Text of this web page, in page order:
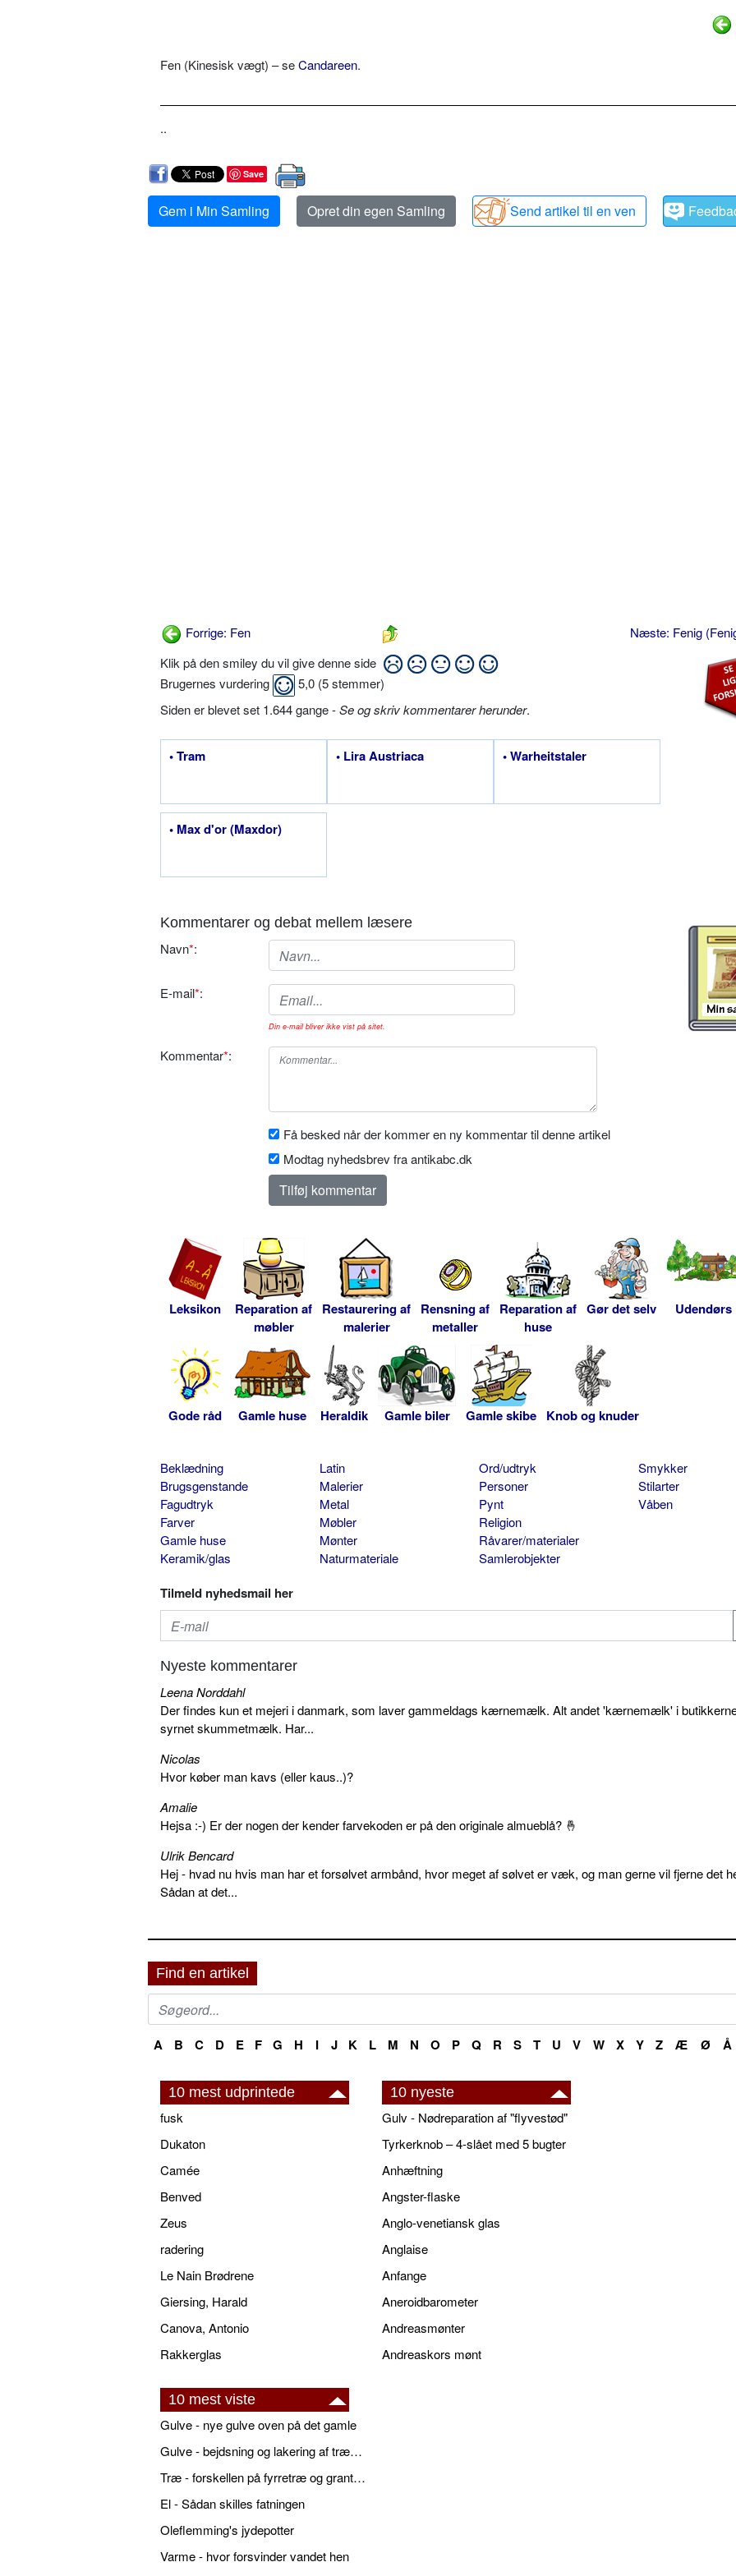
Fen (Kinesisk vægt) – seCandareen.
..
Save
Gem i Min Samling Opret din egen Samling Send artikel til en ven
Forrige: Fen
Næste: Fenig
Klik på den smiley du vil give denne side
Brugernes vurdering
5,0 (5stemmer)
Siden er blevet set 1.644 gange -Se og skriv kommentarer herunder.
• Tram • Lira Austriaca • Warheitstaler
• Max d'or (Maxdor)
Kommentarer og debat mellem læsere
Navn*:
E-mail*:
Din e-mail bliver ikke vist på sitet.
Kommentar*:
Få besked når der kommer en ny kommentar til denne artikel
Modtag nyhedsbrev fra antikabc.dk
Leksikon
Reparation af
møbler
Restaurering af
malerier
Rensning af
metaller
Reparation af
huse
Gør det selv Udendørs
Gode råd Gamle huse Heraldik Gamle biler Gamle skibe Knob og knuder
Beklædning
Brugsgenstande
Fagudtryk
Farver
Gamle huse
Keramik/glas
Latin
Malerier
Metal
Møbler
Mønter
Naturmateriale
Ord/udtryk
Personer
Pynt
Religion
Råvarer/materialer
Samlerobjekter
Smykker
Stilarter
Våben
Tilmeld nyhedsmail her
Nyeste kommentarer
Leena Norddahl
Der findes kun et mejeri i danmark, som laver gammeldags kærnemælk. Alt andet 'kærnemælk' i
syrnet skummetmælk. Har...
Nicolas
Hvor køber man kavs (eller kaus..)?
Amalie
Hejsa :-) Er der nogen der kender farvekoden er på den originale almueblå? 🤞
Ulrik Bencard
Hej - hvad nu hvis man har et forsølvet armbånd, hvor meget af sølvet er væk, og man gerne vil fjerne det
Sådan at det...
Find en artikel
A B C D E F G H I J K L M N O P Q R S T U V W X Y Z Æ Ø Å
10 mest udprintede
fusk
Dukaton
Camée
Benved
Zeus
radering
Le Nain Brødrene
Giersing, Harald
Canova, Antonio
Rakkerglas
10 nyeste
Gulv - Nødreparation af "flyvestød"
Tyrkerknob – 4-slået med 5 bugter
Anhæftning
Angster-flaske
Anglo-venetiansk glas
Anglaise
Anfange
Aneroidbarometer
Andreasmønter
Andreaskors mønt
10 mest viste
Gulve - nye gulve oven på det gamle
Gulve - bejdsning og lakering af trægulve
Træ - forskellen på fyrretræ og grantræ
El - Sådan skilles fatningen
Oleflemming's jydepotter
Varme - hvor forsvinder vandet hen